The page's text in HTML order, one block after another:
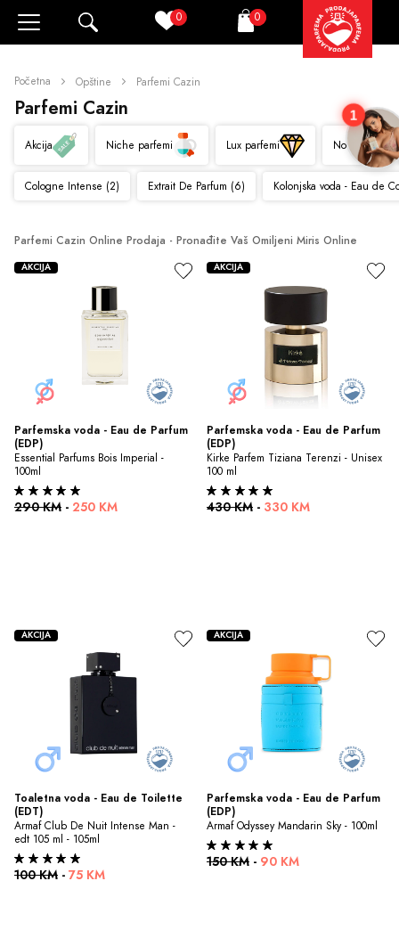
0 Korpa
0
Početna Opštine Parfemi Cazin
Parfemi Cazin
Akcija Niche parfemi Lux parfemi Novo
Cologne Intense (2) Extrait De Parfum (6) Kolonjska voda - Eau de
Parfemi Cazin Online Prodaja - Pronađite Vaš Omiljeni Miris Online
Parfemska voda - Eau de Parfum
(EDP)
Essential Parfums Bois Imperial -
100ml
290 KM - 250 KM
AKCIJA
Parfemska voda - Eau de Parfum
(EDP)
Kirke Parfem Tiziana Terenzi - Unisex
100 ml
430 KM - 330 KM
AKCIJA
Toaletna voda - Eau de Toilette
(EDT)
Armaf Club De Nuit Intense Man -
edt 105 ml - 105ml
100 KM - 75 KM
AKCIJA
Parfemska voda - Eau de Parfum
(EDP)
Armaf Odyssey Mandarin Sky - 100ml
150 KM - 90 KM
AKCIJA
1